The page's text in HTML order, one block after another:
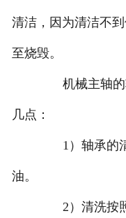
清洁，因为清洁不
至烧毁。
机械主轴的
几点：
1）轴承的清
油。
2）清洗按照